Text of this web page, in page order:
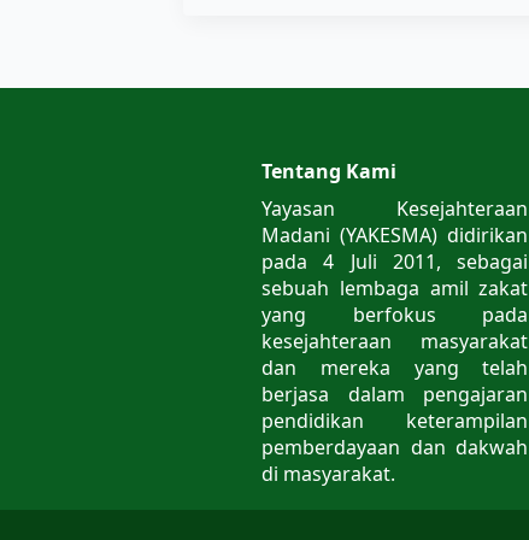
Tentang Kami
Yayasan Kesejahteraan
Madani (YAKESMA) didirikan
pada 4 Juli 2011, sebagai
sebuah lembaga amil zakat
yang berfokus pada
kesejahteraan masyarakat
dan mereka yang telah
berjasa dalam pengajaran
pendidikan keterampilan
pemberdayaan dan dakwah
di masyarakat.